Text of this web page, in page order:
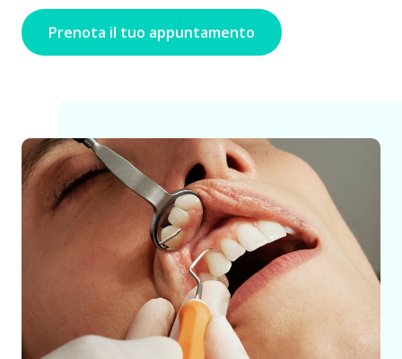
Prenota il tuo appuntamento